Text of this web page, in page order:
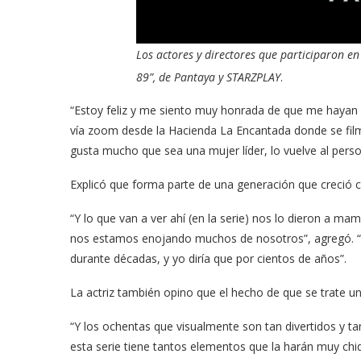
Los actores y directores que participaron
89”, de Pantaya y STARZPLAY.
“Estoy feliz y me siento muy honrada de que me
vía zoom ​desde la Hacienda La Encantada donde se
gusta mucho que sea una mujer líder, lo vuelve al
Explicó que forma parte de una generación que creció
“Y lo que van a ver ahí (en la serie) nos lo dieron a
nos estamos enojando muchos de nosotros”,
durante décadas, y yo diría que por cientos de años”.
La actriz también opino que el hecho de que se trate
“Y los ochentas que visualmente son tan divertidos y
esta serie tiene tantos elementos que la harán muy